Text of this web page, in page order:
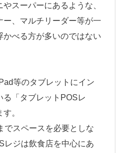
スーパーにあるような、
ー、マルチリーダー等が一
べる方が多いのではない
等のタブレットにイン
る「タブレットPOSレ
。
でスペースを必要としな
レジは飲食店を中心にあ